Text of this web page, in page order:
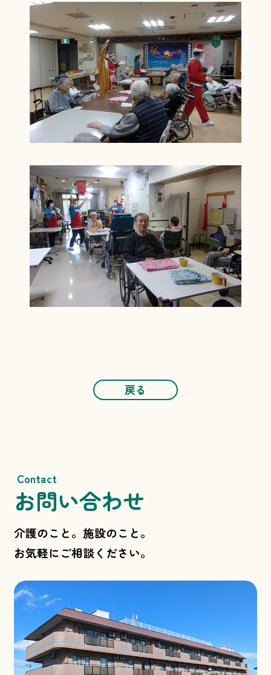
戻る
Contact
お問い合わせ
介護のこと。施設のこと。
お気軽にご相談ください。